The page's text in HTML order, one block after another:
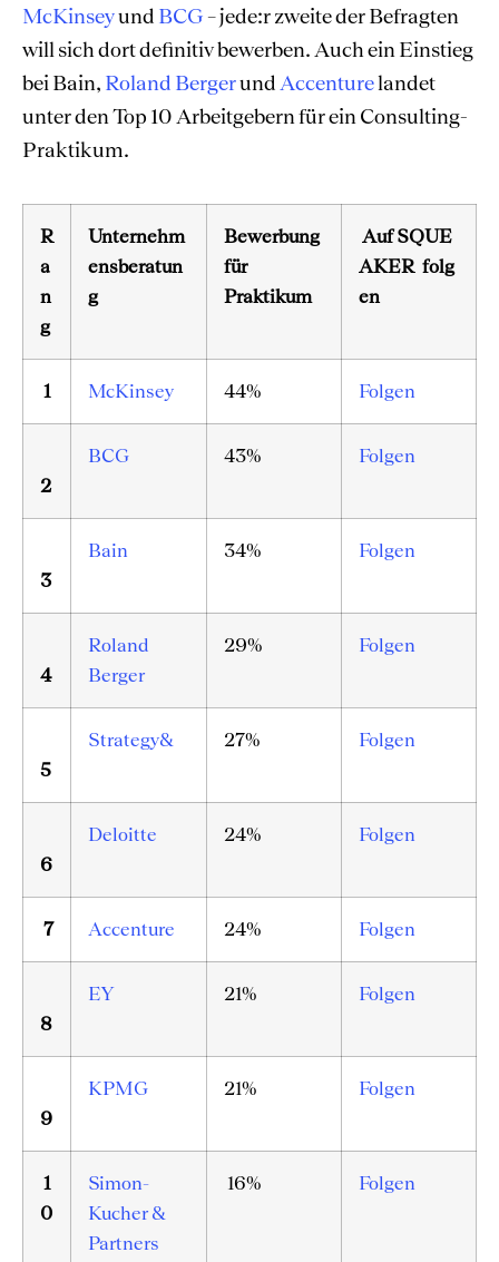
McKinseyund BCG– jede:r zweite der Befragten
will sich dort definitiv bewerben. Auch ein Einstieg
bei Bain, Roland Bergerund Accenturelandet
unter den Top 10 Arbeitgebern für ein Consulting-
Praktikum.
R
a
n
g
Unternehm
ensberatun
g
Bewerbung
für
Praktikum
Auf SQUE
AKER folg
en
1 McKinsey 44% Folgen
2
BCG 43% Folgen
3
Bain 34% Folgen
4
Roland
Berger
29% Folgen
5
Strategy& 27% Folgen
6
Deloitte 24% Folgen
7 Accenture 24% Folgen
8
EY 21% Folgen
9
KPMG 21% Folgen
1
0
Simon-
Kucher &
Partners
16% Folgen